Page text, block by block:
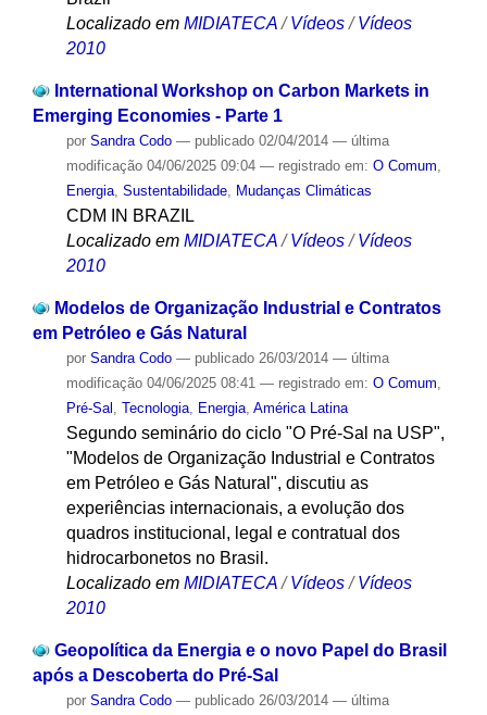
Localizado em MIDIATECA / Vídeos / Vídeos
2010
International Workshop on Carbon Markets in
Emerging Economies - Parte 1
por Sandra Codo — publicado02/04/2014 — última
modificação04/06/2025 09:04 — registrado em: O Comum,
Energia, Sustentabilidade, Mudanças Climáticas
CDM IN BRAZIL
Localizado em MIDIATECA /Vídeos /Vídeos
2010
Modelos de Organização Industrial e Contratos
em Petróleo e Gás Natural
por Sandra Codo — publicado26/03/2014 — última
modificação04/06/2025 08:41 — registrado em: O Comum
Pré-Sal
Tecnologia, Energia, América Latina
Segundo seminário do ciclo "O Pré-Sal na USP",
"Modelos de Organização Industrial e Contratos
em Petróleo e Gás Natural", discutiu as
experiências internacionais, a evolução dos
quadros institucional, legal e contratual dos
hidrocarbonetos no Brasil.
Localizado em MIDIATECA /Vídeos /Vídeos
2010
Geopolítica da Energia e o novo Papel do Brasil
após a Descoberta do Pré-Sal
por Sandra Codo — publicado26/03/2014 — última